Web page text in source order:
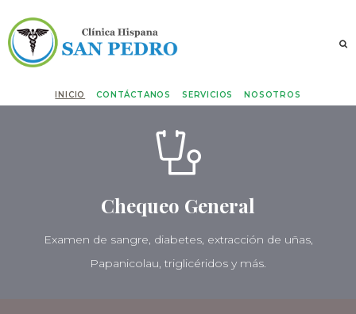
INICIO CONTÁCTANOS SERVICIOS NOSOTROS
Chequeo General
Examen de sangre, diabetes, extracción de uñas,
Papanicolau, triglicéridos y más.